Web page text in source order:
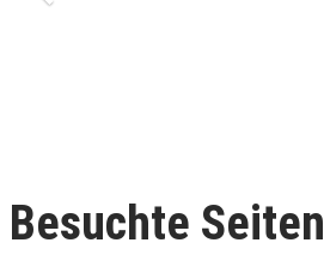
Besuchte Seiten